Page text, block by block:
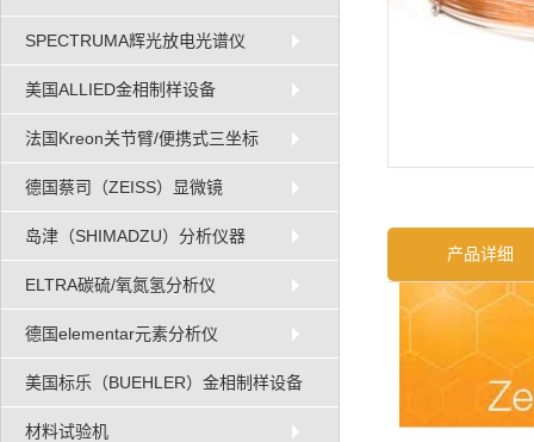
SPECTRUMA辉光放电光谱仪
美国ALLIED金相制样设备
法国Kreon关节臂/便携式三坐标
德国蔡司（ZEISS）显微镜
岛津（SHIMADZU）分析仪器
ELTRA碳硫/氧氮氢分析仪
德国elementar元素分析仪
美国标乐（BUEHLER）金相制样设备
材料试验机
产品详细